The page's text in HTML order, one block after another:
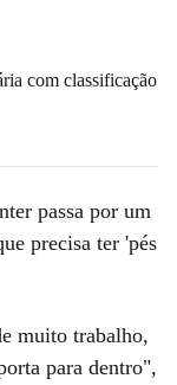
com classificação
passa por um
precisa ter 'pés
muito trabalho,
para dentro",